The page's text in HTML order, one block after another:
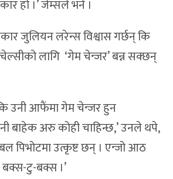
हो ।’ जेम्सले भने ।
जुलियन लरेन्स विश्वास गर्छन् कि
लागि ‘गेम चेन्जर’ बन्न सक्छन्
उनी आफैंमा गेम चेन्जर हुन
बाहेक अरु कोही चाहिन्छ,’ उनले थपे,
पिभोटमा उत्कृष्ट छन् । एन्जो आठ
बक्स-टु-बक्स ।’